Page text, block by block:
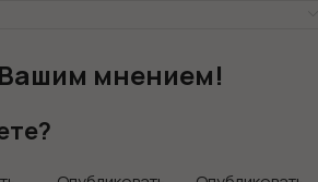
мнением!